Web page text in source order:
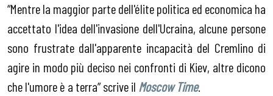
“Mentre la maggior parte dell'élite politica ed economica ha
accettato l'idea dell'invasione dell'Ucraina, alcune persone
sono frustrate dall'apparente incapacità del Cremlino di
agire in modo più deciso nei confronti di Kiev, altre dicono
che l'umore è a terra” scrive il Moscow Time.